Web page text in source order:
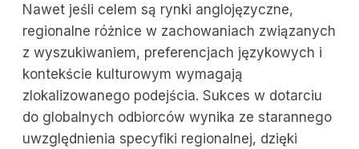
Nawet jeśli celem są rynki anglojęzyczne,
regionalne różnice w zachowaniach związanych
z wyszukiwaniem, preferencjach językowych i
kontekście kulturowym wymagają
zlokalizowanego podejścia. Sukces w dotarciu
do globalnych odbiorców wynika ze starannego
uwzględnienia specyfiki regionalnej, dzięki